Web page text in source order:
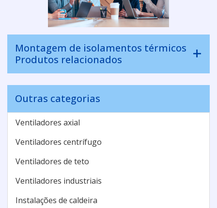
Montagem de isolamentos térmicos
Produtos relacionados
Outras categorias
Ventiladores axial
Ventiladores centrífugo
Ventiladores de teto
Ventiladores industriais
Instalações de caldeira